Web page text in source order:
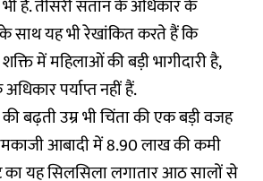
हैं. तीसरी संतान के अधिकार के
साथ यह भी रेखांकित करते हैं कि
में महिलाओं की बड़ी भागीदारी है,
पर्याप्त नहीं हैं.
बढ़ती उम्र भी चिंता की एक बड़ी वजह
आबादी में 8.90 लाख की कमी
का यह सिलसिला लगातार आठ सालों से